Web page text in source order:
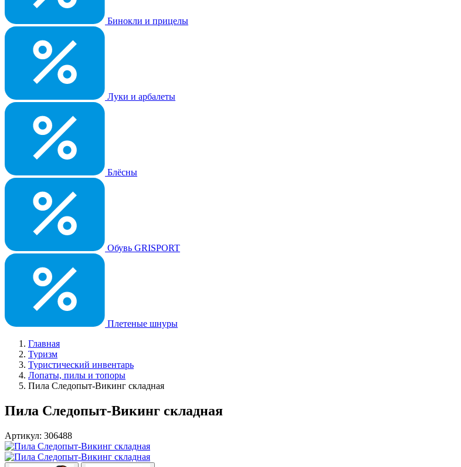
Бинокли и прицелы
Луки и арбалеты
Блёсны
Обувь GRISPORT
Плетеные шнуры
Главная
Туризм
Туристический инвентарь
Лопаты, пилы и топоры
Пила Следопыт-Викинг складная
Пила Следопыт-Викинг складная
Артикул: 306488